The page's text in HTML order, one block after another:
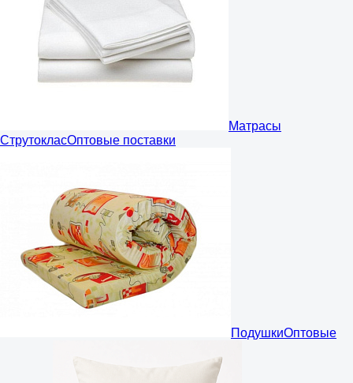
Матрасы
СтрутокласОптовые поставки
ПодушкиОптовые